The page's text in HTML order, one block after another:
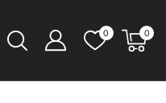
0 0